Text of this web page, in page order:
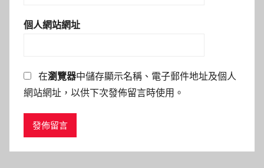
個人網站網址
在瀏覽器中儲存顯示名稱、電子郵件地址及個人
網站網址，以供下次發佈留言時使用。